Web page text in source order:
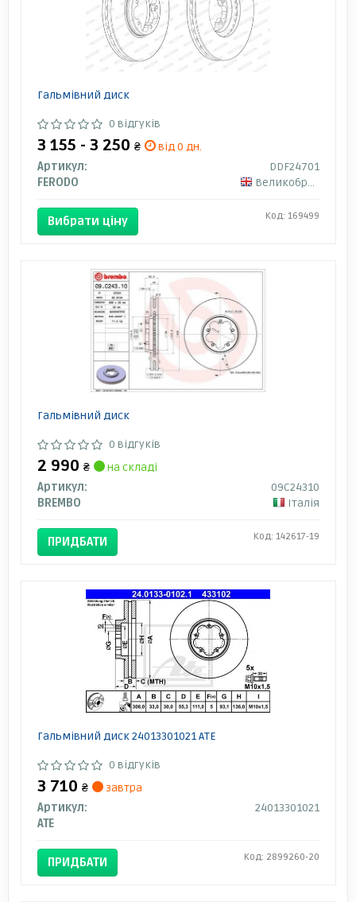
Гальмівний диск
0 відгуків
3 155 - 3 250 ₴
від 0 дн.
Артикул:
DDF24701
FERODO
Великобританія
Вибрати ціну Код: 169499
Гальмівний диск
0 відгуків
2 990 ₴
на складі
Артикул:
09C24310
BREMBO
Італія
ПРИДБАТИ Код: 142617-19
Гальмівний диск 24013301021 ATE
0 відгуків
3 710 ₴
завтра
Артикул:
24013301021
ATE
ПРИДБАТИ Код: 2899260-20